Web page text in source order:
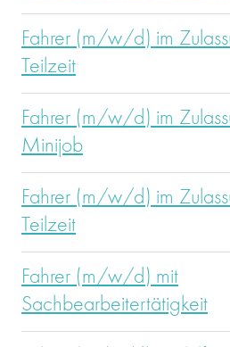
Fahrer (m/w/d) im
Teilzeit
Fahrer (m/w/d) im
Minijob
Fahrer (m/w/d) im
Teilzeit
Fahrer (m/w/d) mit
Sachbearbeitertätigkeit